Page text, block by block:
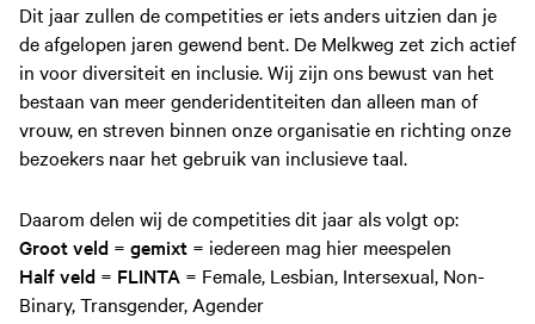
Dit jaar zullen de competities er iets anders uitzien dan je
de afgelopen jaren gewend bent. De Melkweg zet zich actief
in voor diversiteit en inclusie. Wij zijn ons bewust van het
bestaan van meer genderidentiteiten dan alleen man of
vrouw, en streven binnen onze organisatie en richting onze
bezoekers naar het gebruik van inclusieve taal.
Daarom delen wij de competities dit jaar als volgt op:
Groot veld = gemixt = iedereen mag hier meespelen
Half veld = FLINTA = Female, Lesbian, Intersexual, Non-
Binary, Transgender, Agender